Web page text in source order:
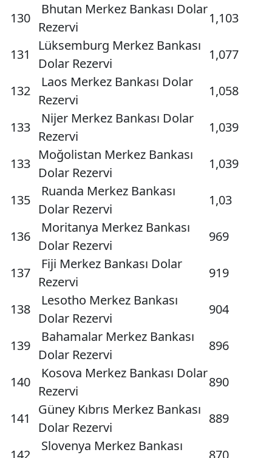
130
Bhutan Merkez Bankası Dolar
Rezervi
1,103
131
Lüksemburg Merkez Bankası
Dolar Rezervi
1,077
132
Laos Merkez Bankası Dolar
Rezervi
1,058
133
Nijer Merkez Bankası Dolar
Rezervi
1,039
133
Moğolistan Merkez Bankası
Dolar Rezervi
1,039
135
Ruanda Merkez Bankası
Dolar Rezervi
1,03
136
Moritanya Merkez Bankası
Dolar Rezervi
969
137
Fiji Merkez Bankası Dolar
Rezervi
919
138
Lesotho Merkez Bankası
Dolar Rezervi
904
139
Bahamalar Merkez Bankası
Dolar Rezervi
896
140
Kosova Merkez Bankası Dolar
Rezervi
890
141
Güney Kıbrıs Merkez Bankası
Dolar Rezervi
889
Slovenya Merkez Bankası